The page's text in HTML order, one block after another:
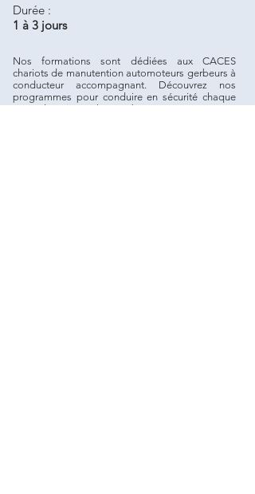
Nos formations sont dédiées aux CACES
chariots de manutention automoteurs gerbeurs à
conducteur accompagnant. Découvrez nos
programmes pour conduire en sécurité chaque
type d’engins : les gerbeurs automoteurs à
Durée :
1 à 3 jours